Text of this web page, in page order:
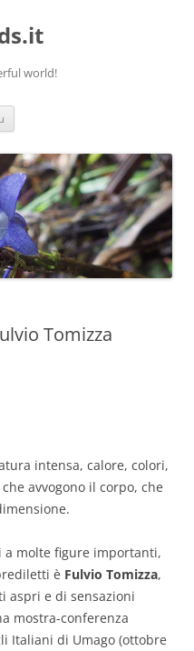
world!
Tomizza
intensa, calore, colori,
avvogono il corpo, che
molte figure importanti,
è Fulvio Tomizza,
aspri e di sensazioni
mostra-conferenza
Italiani di Umago (ottobre